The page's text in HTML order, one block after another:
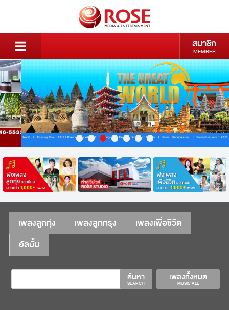
สมาชิก
MEMBER
เพลงลูกทุ่ง เพลงลูกกรุง
เพลงเพื่อชีวิต
อัลบั้ม
เพลงทั้งหมด
MUSIC ALL
ค้นหา
SEARCH